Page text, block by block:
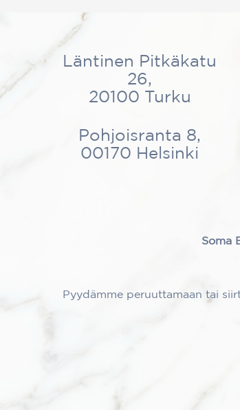
Läntinen Pitkäkatu
26,
20100 Turku
Pohjoisranta 8,
00170 Helsinki
Soma
Pyydämme peruuttamaan tai